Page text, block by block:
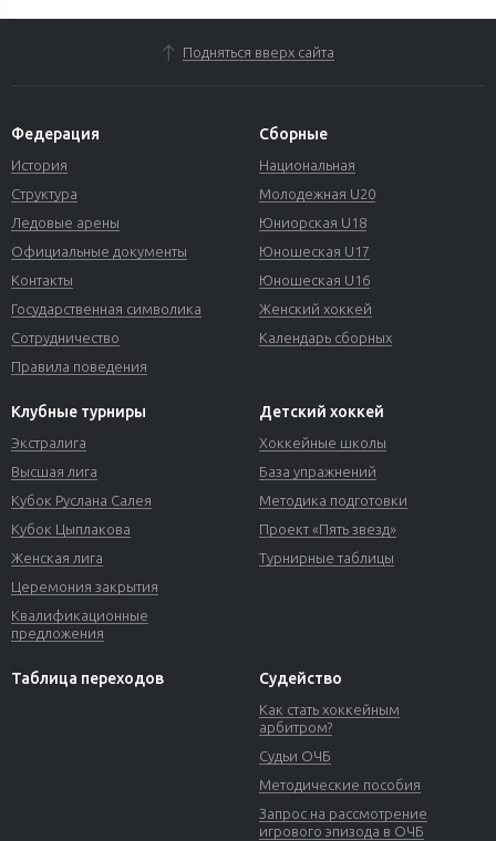
Подняться вверх сайта
Федерация
История
Структура
Ледовые арены
Официальные документы
Контакты
Государственная символика
Сотрудничество
Правила поведения
Сборные
Национальная
Молодежная U20
Юниорская U18
Юношеская U17
Юношеская U16
Женский хоккей
Календарь сборных
Клубные турниры
Экстралига
Высшая лига
Кубок Руслана Салея
Кубок Цыплакова
Женская лига
Церемония закрытия
Квалификационные
предложения
Детский хоккей
Хоккейные школы
База упражнений
Методика подготовки
Проект «Пять звезд»
Турнирные таблицы
Таблица переходов Судейство
Как стать хоккейным
арбитром?
Судьи ОЧБ
Методические пособия
Запрос на рассмотрение
игрового эпизода в ОЧБ